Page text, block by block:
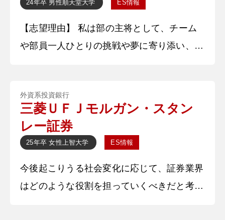
手層の薄さにあり、
24年卒 男性 順天堂大学 ES情報
【志望理由】 私は部の主将として、チーム
や部員一人ひとりの挑戦や夢に寄り添い、想
て、より多くのお客様の人生を支えられると
確信した。理由は、お客様本位の取り組みが
徹底しており、幅広い商品提供を実現できる
からだ。特に、MUFGの顧客基盤や総合力、
モルガン・スタンレーのグローバル情報網と
商品力を併せ持つため、今後お客様
外資系投資銀行
三菱ＵＦＪモルガン・スタン
レー証券
25年卒 女性 上智大学 ES情報
今後起こりうる社会変化に応じて、証券業界
はどのような役割を担っていくべきだと考え